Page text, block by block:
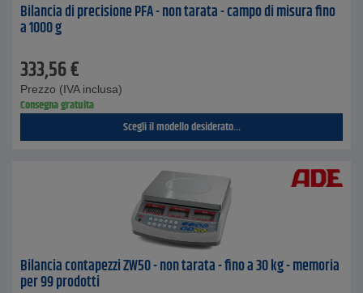
Bilancia di precisione PFA - non tarata - campo di misura fino
a 1000 g
333,56€
Prezzo (IVA inclusa)
Consegna gratuita
Scegli il modello desiderato...
Bilancia contapezzi ZW50 - non tarata - fino a 30 kg - memoria
per 99 prodotti